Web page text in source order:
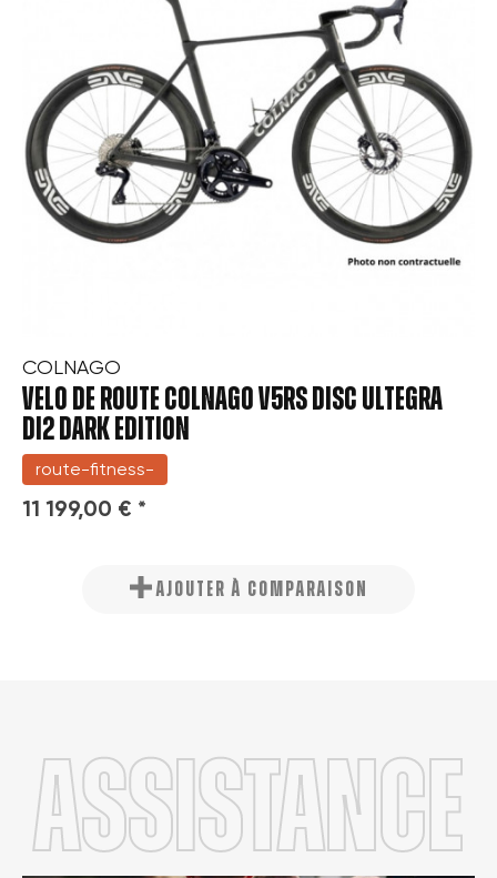
Créer une liste d'envies
COLNAGO
VELO DE ROUTE COLNAGO V5RS DISC ULTEGRA
DI2 DARK EDITION
route-fitness-
11 199,00 € *
AJOUTER À COMPARAISON
Assistance